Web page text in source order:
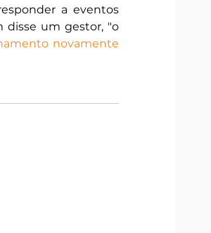
a eventos
disse um gestor, "o
novamente